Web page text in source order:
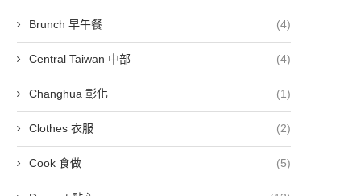
Brunch 早午餐 (4)
Central Taiwan 中部 (4)
Changhua 彰化 (1)
Clothes 衣服 (2)
Cook 食做 (5)